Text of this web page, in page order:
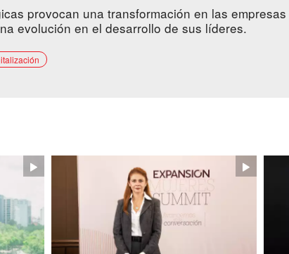
provocan una transformación en las
evolución en el desarrollo de sus líderes.